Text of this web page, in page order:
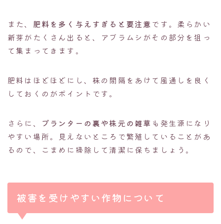
また、 肥料を多く与えすぎると要注意 です。柔らかい
新芽がたくさん出ると、アブラムシがその部分を狙っ
て集まってきます。
肥料はほどほどにし、株の間隔をあけて風通しを良く
しておくのがポイントです。
さらに、 プランターの裏や株元の雑草 も発生源になり
やすい場所。見えないところで繁殖していることがあ
るので、こまめに掃除して清潔に保ちましょう。
被害を受けやすい作物について